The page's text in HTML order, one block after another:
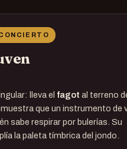
lleva el fagot al terreno
que un instrumento de
sabe respirar por bulerías. Su
la paleta tímbrica del jondo.